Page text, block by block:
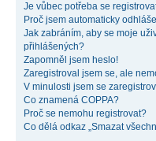
Je vůbec potřeba se
Proč jsem automaticky
Jak zabráním, aby se moje
přihlášených?
Zapomněl jsem heslo!
Zaregistroval jsem se, ale
V minulosti jsem se
Co znamená COPPA?
Proč se nemohu registrovat?
Co dělá odkaz „Smazat